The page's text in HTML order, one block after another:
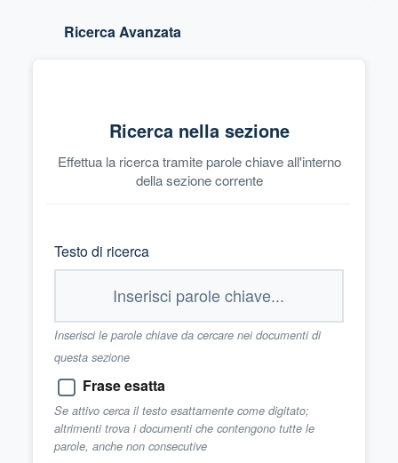
Ricerca Avanzata
Ricerca nella sezione
Effettua la ricerca tramite parole chiave all'interno
della sezione corrente
Testo di ricerca
Inserisci le parole chiave da cercare nei documenti di
questa sezione
Frase esatta
Se attivo cerca il testo esattamente come digitato;
altrimenti trova i documenti che contengono tutte le
parole, anche non consecutive